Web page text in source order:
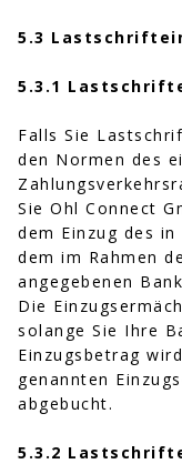
5.3
5.3.1
Falls Sie
den Normen des
Sie Ohl Connect
dem Einzug des
dem im Rahmen
angegebenen
Die
solange Sie Ihre
Einzugsbetrag
genannten
abgebucht.
5.3.2